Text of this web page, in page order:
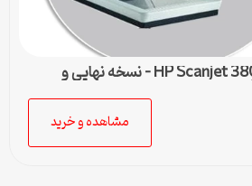
دانلود درایور اسکنر HP Scanjet 3800 – نسخه نهایی و
مشاهده و خرید